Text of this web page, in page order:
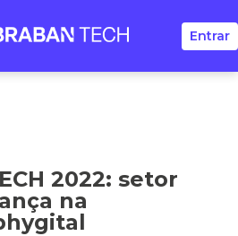
Entrar
2022: setor
na